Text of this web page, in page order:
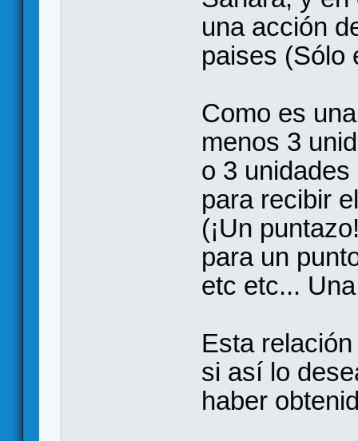
una acción
paises (Sólo
Como es
menos 3
o 3
para recibir
(¡Un
para un
etc etc...
Esta
si así lo
haber